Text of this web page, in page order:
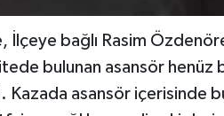
İlçeye bağlı Rasim
bulunan asansör henüz
asansör içerisinde